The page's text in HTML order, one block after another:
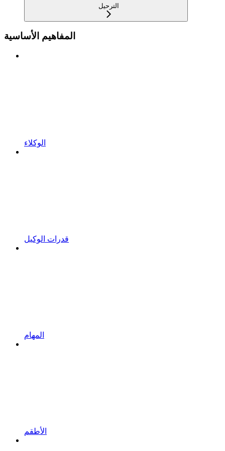
الترحيل
المفاهيم الأساسية
الوكلاء
قدرات الوكيل
المهام
الأطقم